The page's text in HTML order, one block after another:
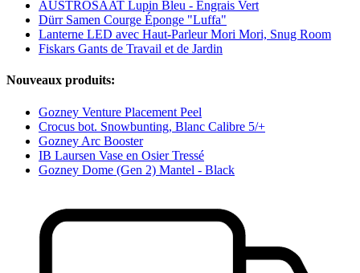
AUSTROSAAT Lupin Bleu - Engrais Vert
Dürr Samen Courge Éponge "Luffa"
Lanterne LED avec Haut-Parleur Mori Mori, Snug Room
Fiskars Gants de Travail et de Jardin
Nouveaux produits:
Gozney Venture Placement Peel
Crocus bot. Snowbunting, Blanc Calibre 5/+
Gozney Arc Booster
IB Laursen Vase en Osier Tressé
Gozney Dome (Gen 2) Mantel - Black